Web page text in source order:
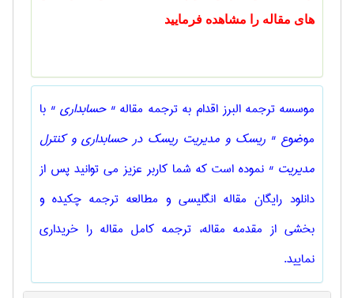
های مقاله را مشاهده فرمایید
موسسه ترجمه البرز اقدام به ترجمه مقاله " حسابداری " با
موضوع " ریسک و مدیریت ریسک در حسابداری و کنترل
مدیریت " نموده است که شما کاربر عزیز می توانید پس از
دانلود رایگان مقاله انگلیسی و مطالعه ترجمه چکیده و
بخشی از مقدمه مقاله، ترجمه کامل مقاله را خریداری
نمایید.